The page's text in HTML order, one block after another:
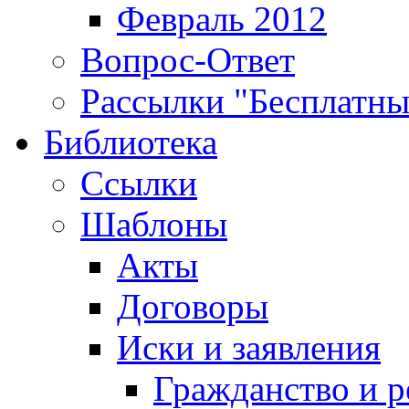
Февраль 2012
Вопрос-Ответ
Рассылки
Библиотека
Ссылки
Шаблоны
Акты
Договоры
Иски и заявления
Гражданство и